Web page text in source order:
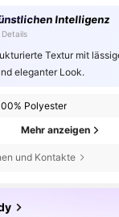
Intelligenz
Textur mit
eleganter Look.
Polyester
Mehr anzeigen
und Kontakte
Vor 5 Stunden